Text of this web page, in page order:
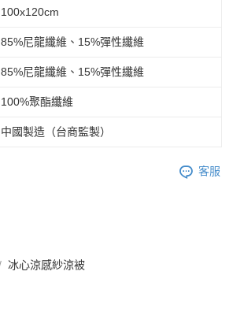
100x120cm
85%尼龍纖維、15%彈性纖維
85%尼龍纖維、15%彈性纖維
100%聚酯纖維
中國製造（台商監製）
客服
冰心涼感紗涼被